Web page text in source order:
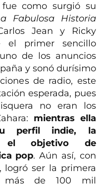
como surgió su
Fabulosa Historia
Jean y
Ricky
primer sencillo
de los anuncios
y sonó durísimo
de radio, este
esperada, pues
no eran los
mientras ella
perfil indie, la
el objetivo de
pop. Aún así, con
logró ser la primera
más de 100 mil